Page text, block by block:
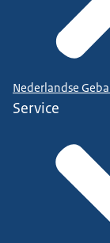
Nederlandse
Service